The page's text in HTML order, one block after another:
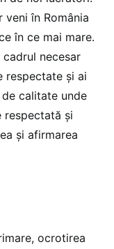
în România
în ce mai mare.
necesar
respectate și ai
calitate unde
respectată și
și afirmarea
ocrotirea